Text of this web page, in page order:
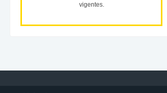
vigentes.